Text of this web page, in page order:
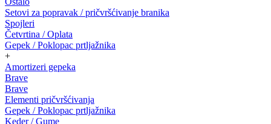
Setovi za popravak / pričvršćivanje branika
Spojleri
Četvrtina / Oplata
Gepek / Poklopac prtljažnika
+
Amortizeri gepeka
Brave
Brave
Elementi pričvršćivanja
Gepek / Poklopac prtljažnika
Keder / Gume